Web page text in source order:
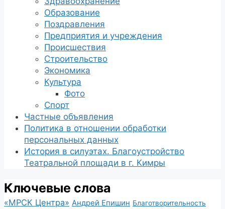
Образование
Поздравления
Предприятия и учреждения
Происшествия
Строительство
Экономика
Культура
Фото
Спорт
Частные объявления
Политика в отношении обработки
персональных данных
История в силуэтах. Благоустройство
Театральной площади в г. Кимры
Ключевые слова
«МРСК Центра» Андрей Епишин Благотворительность